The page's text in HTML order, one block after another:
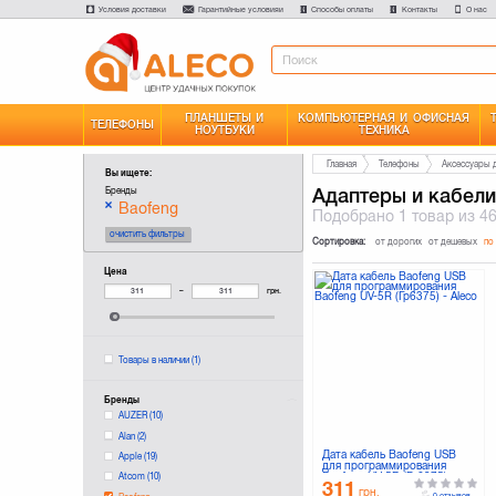
Условия доставки Гарантийные условияи Способы оплаты Контакты О нас
ТЕЛЕФОНЫ
ПЛАНШЕТЫ И
НОУТБУКИ
КОМПЬЮТЕРНАЯ И ОФИСНАЯ
ТЕХНИКА
Вы ищете:
Бренды
Baofeng
очистить фильтры
Цена
– грн.
Товары в наличии(1)
Бренды
AUZER(10)
Alan(2)
Apple(19)
Atcom(10)
Главная Телефоны Аксессуары
Адаптеры и
Подобрано 1 товар из
Сортировка: от дорогих от дешевых по
Дата кабель Baofeng USB
для программирования
Baofeng UV-5R (Гр6375)
311 грн.